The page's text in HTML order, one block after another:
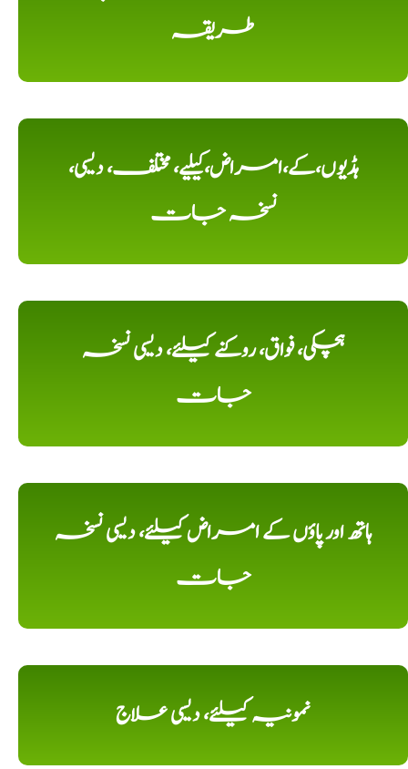
طریقہ
ہڈیوں،کے،امراض،کیلیے، مختلف، دیسی،
نسخہ جات
ہچکی، فواق، روکنے کیلئے، دیسی نسخہ
جات
ہاتھ اور پاؤں کے امراض کیلئے، دیسی نسخہ
جات
نمونیہ کیلئے، دیسی علاج